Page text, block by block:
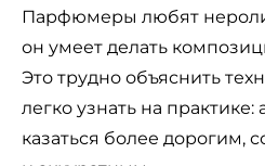
Парфюмеры любят
он умеет делать
Это трудно объяснить
легко узнать на
казаться более дорогим,